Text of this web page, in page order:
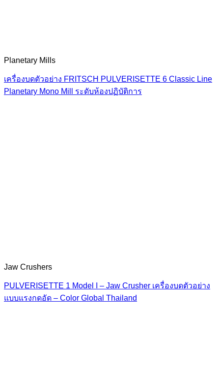
Planetary Mills
เครื่องบดตัวอย่าง FRITSCH PULVERISETTE 6 Classic Line
Planetary Mono Mill ระดับห้องปฏิบัติการ
Jaw Crushers
PULVERISETTE 1 Model I – Jaw Crusher เครื่องบดตัวอย่าง
แบบแรงกดอัด – Color Global Thailand